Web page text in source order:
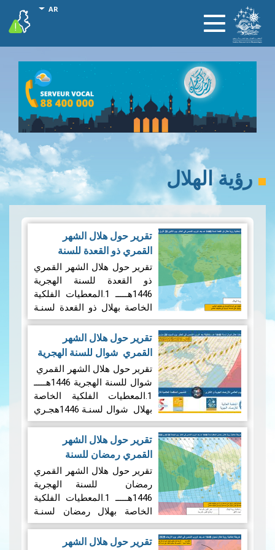
تجاوز
المحتوى
Toggle
navigation
AR
actions
vigilance
رؤية الهلال
تقرير حول هلال الشهر
القمري ذو القعدة للسنة
الهجرية 1446هـــــ
|
25/04/2025
تقرير حول هلال الشهر القمري
ذو القعدة للسنة الهجرية
1446هـــــ 1.المعطيات الفلكية
الخاصة بهلال ذو القعدة لسنـة
1446 هجـري 1.1 ​1الإقتران
المركزي: ستجرى عملية رصد
هلال شهر ذو القعدة بعد غروب
شمس يوم الإثنين 28 أفريل
2025 الموافق لــ…
قراءة المزيد
تقرير حول هلال الشهر
القمري شوال للسنة الهجرية
1446هـــــ
|
25/03/2025
تقرير حول هلال الشهر القمري
شوال للسنة الهجرية 1446هـــــ
1.المعطيات الفلكية الخاصة
بهلال شوال لسنـة 1446هجـري
1.1 ​1الإقتران المركزي:
ستجرى عملية رصد هلال شهر
شوال لسنة 1446 هجري بعد
مارس 2025 الموافق لــ 29…
قراءة المزيد
تقرير حول هلال الشهر
القمري رمضان للسنة
الهجرية 1446هـــــ
|
14/02/2025
تقرير حول هلال الشهر القمري
رمضان للسنة الهجرية
1446هـــــ 1.المعطيات الفلكية
الخاصة بهلال رمضان لسنـة
1446هجـري 1.1 ​1الإقتران
المركزي: ستجرى عملية رصد
تقرير حول هلال الشهر